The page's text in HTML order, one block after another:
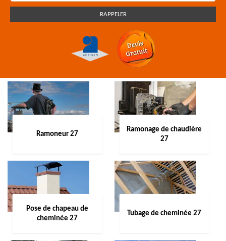
Ramoneur 27
Ramonage de chaudière
27
Pose de chapeau de
cheminée 27
Tubage de cheminée 27